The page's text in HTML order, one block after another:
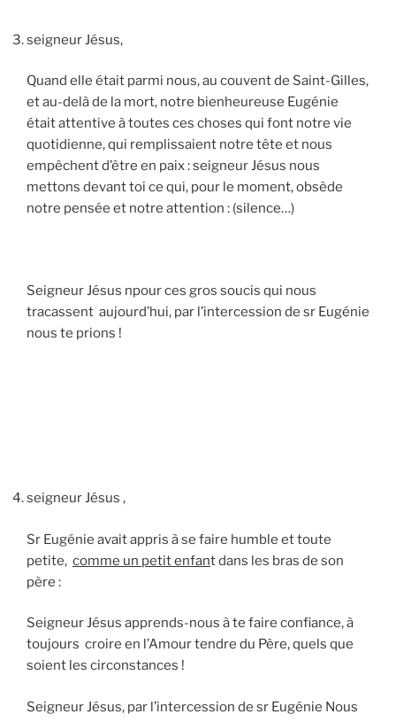
seigneur Jésus,
Quand elle était parmi nous, au couvent de Saint-Gilles,
et au-delà de la mort, notre bienheureuse Eugénie
était attentive à toutes ces choses qui font notre vie
quotidienne, qui remplissaient notre tête et nous
empêchent d’être en paix : seigneur Jésus nous
mettons devant toi ce qui, pour le moment, obsède
notre pensée et notre attention : (silence…)
Seigneur Jésus npour ces gros soucis qui nous
tracassent aujourd’hui, par l’intercession de sr Eugénie
nous te prions !
seigneur Jésus ,
Sr Eugénie avait appris à se faire humble et toute
petite, comme un petit enfant dans les bras de son
père :
Seigneur Jésus apprends-nous à te faire confiance, à
toujours croire en l’Amour tendre du Père, quels que
soient les circonstances !
Seigneur Jésus, par l’intercession de sr Eugénie Nous